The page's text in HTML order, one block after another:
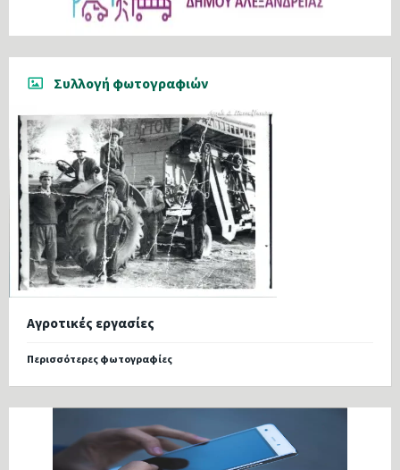
Συλλογή φωτογραφιών
Αγροτικές εργασίες
Περισσότερες φωτογραφίες